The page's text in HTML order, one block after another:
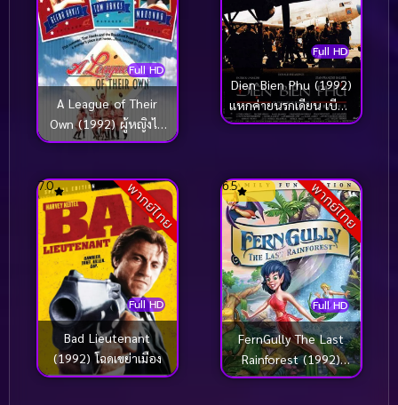
Full HD
A League of Their
Own (1992) ผู้หญิงไม่
ได้มีไว้รักอย่างเดียว
Full HD
Dien Bien Phu (1992)
แหกค่ายนรกเดียน เบียน
ฟู
พากย์ไทย
Full HD
7.0
Bad Lieutenant
(1992) โฉดเขย่าเมือง
พากย์ไทย
Full HD
6.5
FernGully The Last
Rainforest (1992)
เฟิร์นกัลลี่ ป่ามหัศจรรย์